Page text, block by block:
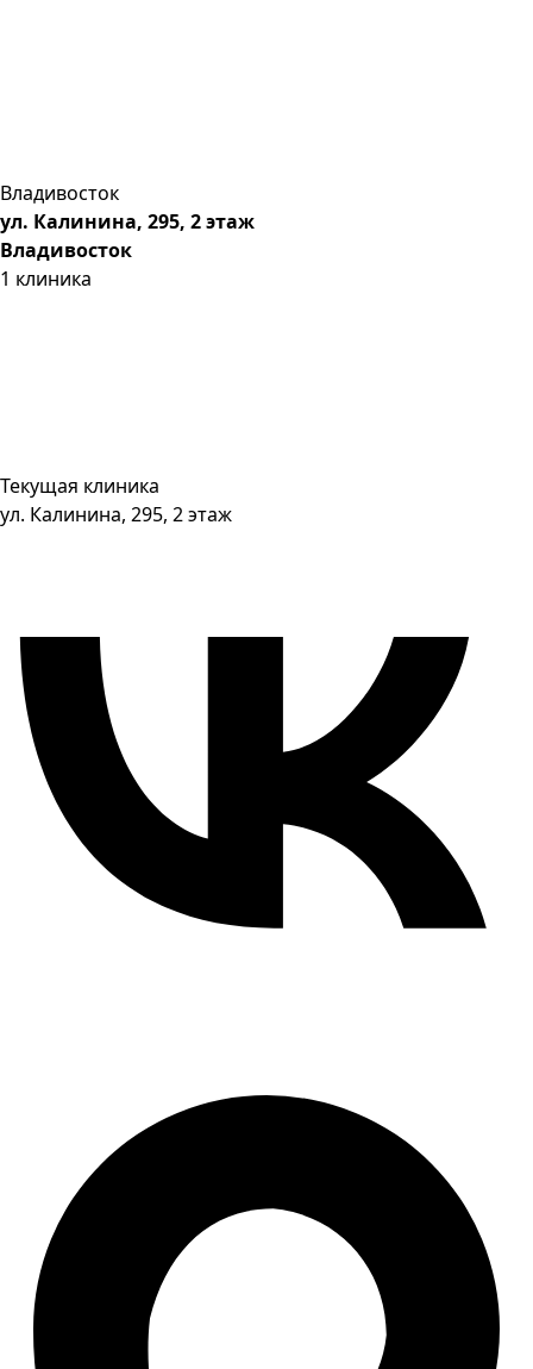
Владивосток
ул. Калинина, 295, 2 этаж
Владивосток
1 клиника
Текущая клиника
ул. Калинина, 295, 2 этаж